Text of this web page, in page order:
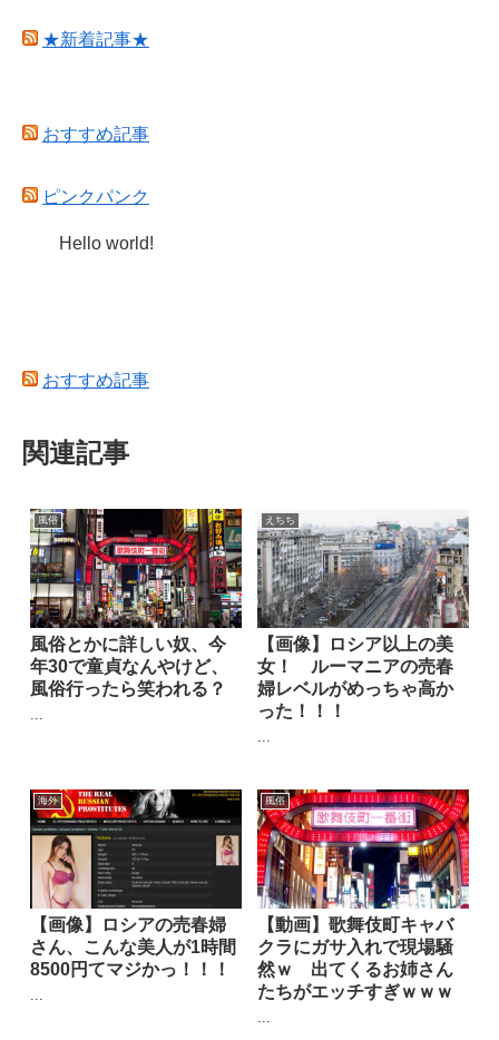
★新着記事★
おすすめ記事
ピンクパンク
Hello world!
おすすめ記事
関連記事
風俗
風俗とかに詳しい奴、今
年30で童貞なんやけど、
風俗行ったら笑われる？
えちち
【画像】ロシア以上の美
女！ ルーマニアの売春
婦レベルがめっちゃ高か
った！！！
海外
【画像】ロシアの売春婦
さん、こんな美人が1時間
8500円てマジかっ！！！
...
風俗
【動画】歌舞伎町キャバ
クラにガサ入れで現場騒
然ｗ 出てくるお姉さん
たちがエッチすぎｗｗｗ
...